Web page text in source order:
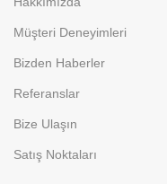
Müşteri Deneyimleri
Bizden Haberler
Referanslar
Bize Ulaşın
Satış Noktaları